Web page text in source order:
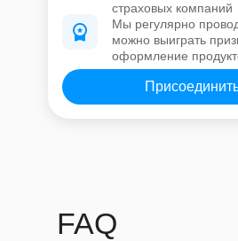
страховых компаний
Мы регулярно
можно выиграть
оформление
FAQ